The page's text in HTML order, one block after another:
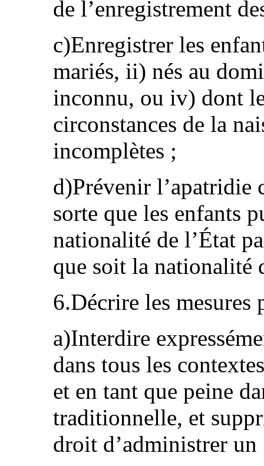
de l’enregistrement
c)Enregistrer les
mariés, ii) nés au
inconnu, ou iv) dont
circonstances de la
incomplètes ;
d)Prévenir l’apatridie
sorte que les enfants
nationalité de l’État
que soit la nationalité
6.Décrire les mesures
a)Interdire
dans tous les
et en tant que peine
traditionnelle, et
droit d’administrer